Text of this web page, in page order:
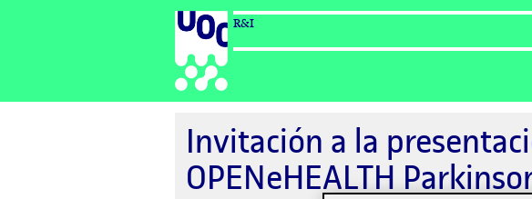
R&I
Invitación a la
OPENeHEALTH